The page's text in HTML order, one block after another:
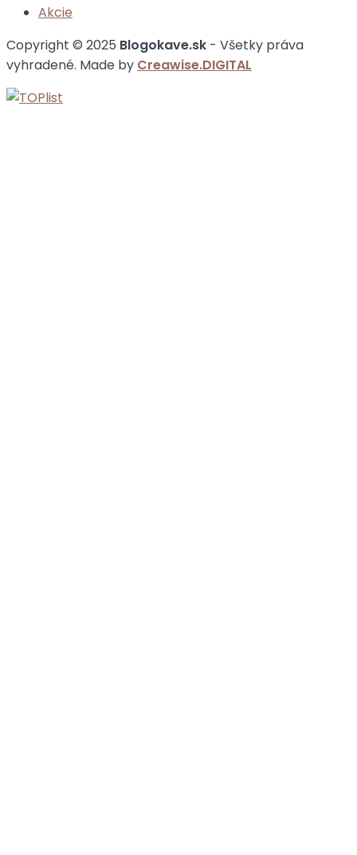
Akcie
Copyright © 2025 Blogokave.sk - Všetky práva
vyhradené. Made by Creawise.DIGITAL